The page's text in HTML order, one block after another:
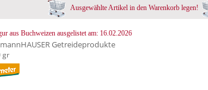
Ausgewählte Artikel in den Warenkorb legen!
aus Buchweizen ausgelistet am: 16.02.2026
Getreideprodukte
gr